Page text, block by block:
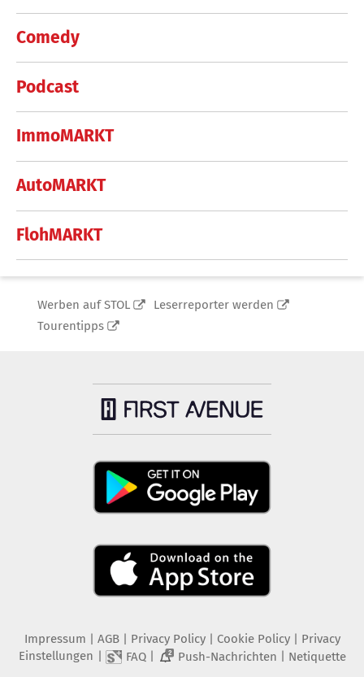
Comedy
Podcast
ImmoMARKT
AutoMARKT
FlohMARKT
Werben auf STOL
Leserreporter werden
Tourentipps
Impressum AGB Privacy Policy| Cookie Policy| Privacy
Einstellungen
FAQ| 2 Push-Nachrichten Netiquette